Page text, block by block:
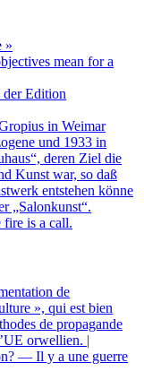
»
mean for a
Edition
in Weimar
und 1933 in
deren Ziel die
Kunst war, so daß
entstehen könne
„Salonkunst“.
fire is a call.
de
», qui est bien
de propagande
orwellien. |
— Il y a une guerre